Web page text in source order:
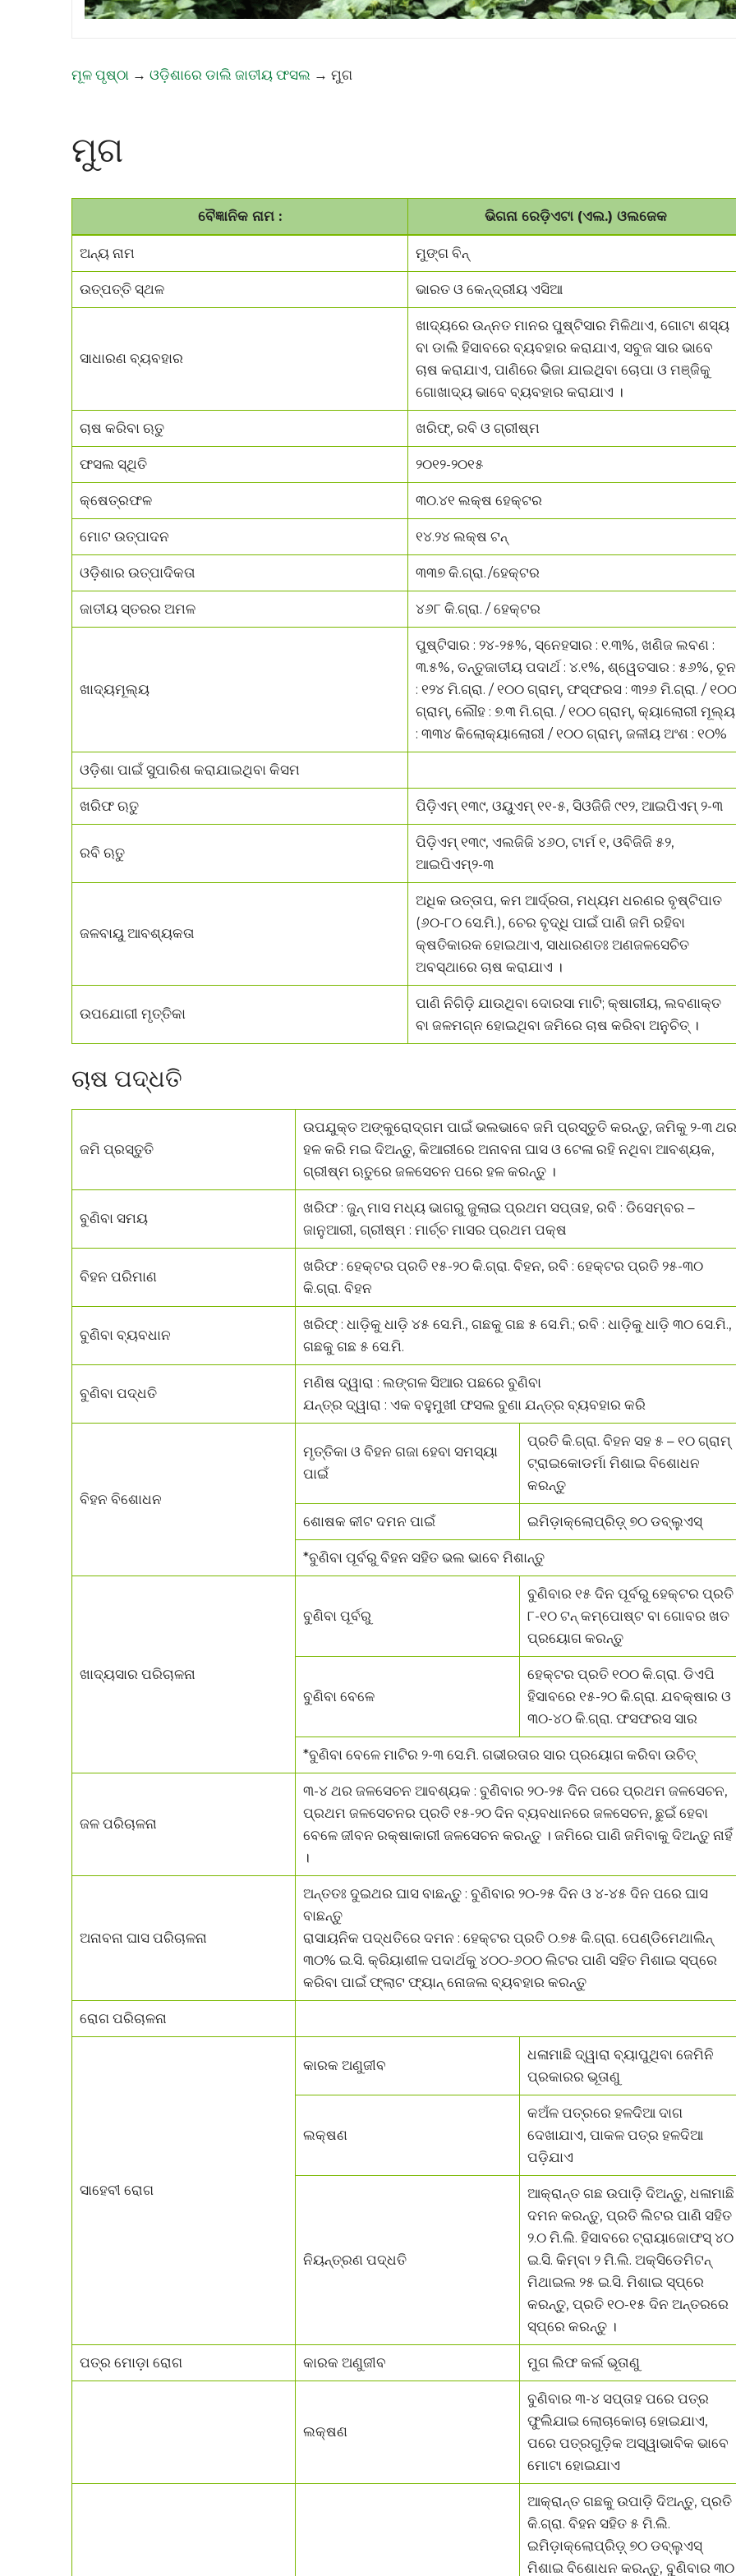
ମୂଳ ପୃଷ୍ଠା → ଓଡ଼ିଶାରେ ଡାଲି ଜାତୀୟ ଫସଲ → ମୁଗ
ମୁଗ
ବୈଜ୍ଞାନିକ ନାମ : ଭିଗନା ରେଡ଼ିଏଟା (ଏଲ.) ଓଲଜେକ
ଅନ୍ୟ ନାମ ମୁଙ୍ଗ ବିନ୍
ଉତ୍ପତ୍ତି ସ୍ଥଳ ଭାରତ ଓ କେନ୍ଦ୍ରୀୟ ଏସିଆ
ସାଧାରଣ ବ୍ୟବହାର
ଖାଦ୍ୟରେ ଉନ୍ନତ ମାନର ପୁଷ୍ଟିସାର ମିଳିଥାଏ, ଗୋଟା ଶସ୍ୟ
ବା ଡାଲି ହିସାବରେ ବ୍ୟବହାର କରାଯାଏ, ସବୁଜ ସାର ଭାବେ
ଚାଷ କରାଯାଏ, ପାଣିରେ ଭିଜା ଯାଇଥିବା ଚୋପା ଓ ମଞ୍ଜିକୁ
ଗୋଖାଦ୍ୟ ଭାବେ ବ୍ୟବହାର କରାଯାଏ ।
ଚାଷ କରିବା ଋତୁ ଖରିଫ୍, ରବି ଓ ଗ୍ରୀଷ୍ମ
ଫସଲ ସ୍ଥିତି ୨୦୧୨-୨୦୧୫
କ୍ଷେତ୍ରଫଳ ୩୦.୪୧ ଲକ୍ଷ ହେକ୍ଟର
ମୋଟ ଉତ୍ପାଦନ ୧୪.୨୪ ଲକ୍ଷ ଟନ୍
ଓଡ଼ିଶାର ଉତ୍ପାଦିକତା ୩୩୭ କି.ଗ୍ରା./ହେକ୍ଟର
ଜାତୀୟ ସ୍ତରର ଅମଳ ୪୬୮ କି.ଗ୍ରା. / ହେକ୍ଟର
ଖାଦ୍ୟମୂଲ୍ୟ
ପୁଷ୍ଟିସାର : ୨୪-୨୫%, ସ୍ନେହସାର : ୧.୩%, ଖଣିଜ ଲବଣ :
୩.୫%, ତନ୍ତୁଜାତୀୟ ପଦାର୍ଥ : ୪.୧%, ଶ୍ୱେତସାର : ୫୬%, ଚୂନ
: ୧୨୪ ମି.ଗ୍ରା. / ୧୦୦ ଗ୍ରାମ୍, ଫସ୍ଫରସ : ୩୨୬ ମି.ଗ୍ରା. / ୧୦୦
ଗ୍ରାମ୍, ଲୌହ : ୭.୩ ମି.ଗ୍ରା. / ୧୦୦ ଗ୍ରାମ୍, କ୍ୟାଲୋରୀ ମୂଲ୍ୟ
: ୩୩୪ କିଲୋକ୍ୟାଲୋରୀ / ୧୦୦ ଗ୍ରାମ୍, ଜଳୀୟ ଅଂଶ : ୧୦%
ଓଡ଼ିଶା ପାଇଁ ସୁପାରିଶ କରାଯାଇଥିବା କିସମ
ଖରିଫ ଋତୁ ପିଡ଼ିଏମ୍ ୧୩୯, ଓୟୁଏମ୍ ୧୧-୫, ସିଓଜିଜି ୯୧୨, ଆଇପିଏମ୍ ୨-୩
ରବି ଋତୁ
ପିଡ଼ିଏମ୍ ୧୩୯, ଏଲଜିଜି ୪୬୦, ଟାର୍ମ ୧, ଓବିଜିଜି ୫୨,
ଆଇପିଏମ୍୨-୩
ଜଳବାୟୁ ଆବଶ୍ୟକତା
ଅଧିକ ଉତ୍ତାପ, କମ ଆର୍ଦ୍ରତା, ମଧ୍ୟମ ଧରଣର ବୃଷ୍ଟିପାତ
(୬୦-୮୦ ସେ.ମି.), ଚେର ବୃଦ୍ଧି ପାଇଁ ପାଣି ଜମି ରହିବା
କ୍ଷତିକାରକ ହୋଇଥାଏ, ସାଧାରଣତଃ ଅଣଜଳସେଚିତ
ଅବସ୍ଥାରେ ଚାଷ କରାଯାଏ ।
ଉପଯୋଗୀ ମୃତ୍ତିକା
ପାଣି ନିଗିଡ଼ି ଯାଉଥିବା ଦୋରସା ମାଟି; କ୍ଷାରୀୟ, ଲବଣାକ୍ତ
ବା ଜଳମଗ୍ନ ହୋଇଥିବା ଜମିରେ ଚାଷ କରିବା ଅନୁଚିତ୍ ।
ଚାଷ ପଦ୍ଧତି
ଜମି ପ୍ରସ୍ତୁତି
ଉପଯୁକ୍ତ ଅଙ୍କୁରୋଦ୍ଗମ ପାଇଁ ଭଲଭାବେ ଜମି ପ୍ରସ୍ତୁତି କରନ୍ତୁ, ଜମିକୁ ୨-୩ ଥର
ହଳ କରି ମଇ ଦିଅନ୍ତୁ, କିଆରୀରେ ଅନାବନା ଘାସ ଓ ଟେଳା ରହି ନଥିବା ଆବଶ୍ୟକ,
ଗ୍ରୀଷ୍ମ ଋତୁରେ ଜଳସେଚନ ପରେ ହଳ କରନ୍ତୁ ।
ବୁଣିବା ସମୟ
ଖରିଫ : ଜୁନ୍ ମାସ ମଧ୍ୟ ଭାଗରୁ ଜୁଲାଇ ପ୍ରଥମ ସପ୍ତାହ, ରବି : ଡିସେମ୍ବର –
ଜାନୁଆରୀ, ଗ୍ରୀଷ୍ମ : ମାର୍ଚ୍ଚ ମାସର ପ୍ରଥମ ପକ୍ଷ
ବିହନ ପରିମାଣ
ଖରିଫ : ହେକ୍ଟର ପ୍ରତି ୧୫-୨୦ କି.ଗ୍ରା. ବିହନ, ରବି : ହେକ୍ଟର ପ୍ରତି ୨୫-୩୦
କି.ଗ୍ରା. ବିହନ
ବୁଣିବା ବ୍ୟବଧାନ
ଖରିଫ୍ : ଧାଡ଼ିକୁ ଧାଡ଼ି ୪୫ ସେ.ମି., ଗଛକୁ ଗଛ ୫ ସେ.ମି.; ରବି : ଧାଡ଼ିକୁ ଧାଡ଼ି ୩୦ ସେ.ମି.,
ଗଛକୁ ଗଛ ୫ ସେ.ମି.
ବୁଣିବା ପଦ୍ଧତି
ମଣିଷ ଦ୍ୱାରା : ଲଙ୍ଗଳ ସିଆର ପଛରେ ବୁଣିବା
ଯନ୍ତ୍ର ଦ୍ୱାରା : ଏକ ବହୁମୁଖୀ ଫସଲ ବୁଣା ଯନ୍ତ୍ର ବ୍ୟବହାର କରି
ବିହନ ବିଶୋଧନ
ମୃତ୍ତିକା ଓ ବିହନ ଗଜା ହେବା ସମସ୍ୟା
ପାଇଁ
ପ୍ରତି କି.ଗ୍ରା. ବିହନ ସହ ୫ – ୧୦ ଗ୍ରାମ୍
ଟ୍ରାଇକୋଡର୍ମା ମିଶାଇ ବିଶୋଧନ
କରନ୍ତୁ
ଶୋଷକ କୀଟ ଦମନ ପାଇଁ ଇମିଡ଼ାକ୍ଲୋପ୍ରିଡ଼୍ ୭୦ ଡବ୍ଲୁଏସ୍
*ବୁଣିବା ପୂର୍ବରୁ ବିହନ ସହିତ ଭଲ ଭାବେ ମିଶାନ୍ତୁ
ଖାଦ୍ୟସାର ପରିଚାଳନା
ବୁଣିବା ପୂର୍ବରୁ
ବୁଣିବାର ୧୫ ଦିନ ପୂର୍ବରୁ ହେକ୍ଟର ପ୍ରତି
୮-୧୦ ଟନ୍ କମ୍ପୋଷ୍ଟ ବା ଗୋବର ଖତ
ପ୍ରୟୋଗ କରନ୍ତୁ
ବୁଣିବା ବେଳେ
ହେକ୍ଟର ପ୍ରତି ୧୦୦ କି.ଗ୍ରା. ଡିଏପି
ହିସାବରେ ୧୫-୨୦ କି.ଗ୍ରା. ଯବକ୍ଷାର ଓ
୩୦-୪୦ କି.ଗ୍ରା. ଫସଫରସ ସାର
*ବୁଣିବା ବେଳେ ମାଟିର ୨-୩ ସେ.ମି. ଗଭୀରତାର ସାର ପ୍ରୟୋଗ କରିବା ଉଚିତ୍
ଜଳ ପରିଚାଳନା
୩-୪ ଥର ଜଳସେଚନ ଆବଶ୍ୟକ : ବୁଣିବାର ୨୦-୨୫ ଦିନ ପରେ ପ୍ରଥମ ଜଳସେଚନ,
ପ୍ରଥମ ଜଳସେଚନର ପ୍ରତି ୧୫-୨୦ ଦିନ ବ୍ୟବଧାନରେ ଜଳସେଚନ, ଛୁଇଁ ହେବା
ବେଳେ ଜୀବନ ରକ୍ଷାକାରୀ ଜଳସେଚନ କରନ୍ତୁ । ଜମିରେ ପାଣି ଜମିବାକୁ ଦିଅନ୍ତୁ ନାହିଁ
।
ଅନାବନା ଘାସ ପରିଚାଳନା
ଅନ୍ତତଃ ଦୁଇଥର ଘାସ ବାଛନ୍ତୁ : ବୁଣିବାର ୨୦-୨୫ ଦିନ ଓ ୪-୪୫ ଦିନ ପରେ ଘାସ
ବାଛନ୍ତୁ
ରାସାୟନିକ ପଦ୍ଧତିରେ ଦମନ : ହେକ୍ଟର ପ୍ରତି ୦.୭୫ କି.ଗ୍ରା. ପେଣ୍ଡିମେଥାଲିନ୍
୩୦% ଇ.ସି. କ୍ରିୟାଶୀଳ ପଦାର୍ଥକୁ ୪୦୦-୬୦୦ ଲିଟର ପାଣି ସହିତ ମିଶାଇ ସ୍ପ୍ରେ
କରିବା ପାଇଁ ଫ୍ଲାଟ ଫ୍ୟାନ୍ ନୋଜଲ ବ୍ୟବହାର କରନ୍ତୁ
ରୋଗ ପରିଚାଳନା
ସାହେବୀ ରୋଗ
କାରକ ଅଣୁଜୀବ
ଧଳାମାଛି ଦ୍ୱାରା ବ୍ୟାପୁଥିବା ଜେମିନି
ପ୍ରକାରର ଭୂତାଣୁ
ଲକ୍ଷଣ
କଅଁଳ ପତ୍ରରେ ହଳଦିଆ ଦାଗ
ଦେଖାଯାଏ, ପାକଳ ପତ୍ର ହଳଦିଆ
ପଡ଼ିଯାଏ
ନିୟନ୍ତ୍ରଣ ପଦ୍ଧତି
ଆକ୍ରାନ୍ତ ଗଛ ଉପାଡ଼ି ଦିଅନ୍ତୁ, ଧଳାମାଛି
ଦମନ କରନ୍ତୁ, ପ୍ରତି ଲିଟର ପାଣି ସହିତ
୨.୦ ମି.ଲି. ହିସାବରେ ଟ୍ରାୟାଜୋଫସ୍ ୪୦
ଇ.ସି. କିମ୍ବା ୨ ମି.ଲି. ଅକ୍ସିଡେମିଟନ୍
ମିଥାଇଲ ୨୫ ଇ.ସି. ମିଶାଇ ସ୍ପ୍ରେ
କରନ୍ତୁ, ପ୍ରତି ୧୦-୧୫ ଦିନ ଅନ୍ତରରେ
ସ୍ପ୍ରେ କରନ୍ତୁ ।
ପତ୍ର ମୋଡ଼ା ରୋଗ କାରକ ଅଣୁଜୀବ ମୁଗ ଲିଫ କର୍ଲ ଭୂତାଣୁ
ଲକ୍ଷଣ
ବୁଣିବାର ୩-୪ ସପ୍ତାହ ପରେ ପତ୍ର
ଫୁଲିଯାଇ ଲୋଚାକୋଚା ହୋଇଯାଏ,
ପରେ ପତ୍ରଗୁଡ଼ିକ ଅସ୍ୱାଭାବିକ ଭାବେ
ମୋଟା ହୋଇଯାଏ
ଆକ୍ରାନ୍ତ ଗଛକୁ ଉପାଡ଼ି ଦିଅନ୍ତୁ, ପ୍ରତି
କି.ଗ୍ରା. ବିହନ ସହିତ ୫ ମି.ଲି.
ଇମିଡ଼ାକ୍ଲୋପ୍ରିଡ଼୍ ୭୦ ଡବ୍ଲୁଏସ୍
ମିଶାଇ ବିଶୋଧନ କରନ୍ତୁ, ବୁଣିବାର ୩୦